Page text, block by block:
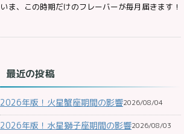
いま、この時期だけのフレーバーが毎月届きます！
最近の投稿
2026年版！火星蟹座期間の影響2026/08/04
2026年版！水星獅子座期間の影響2026/08/03